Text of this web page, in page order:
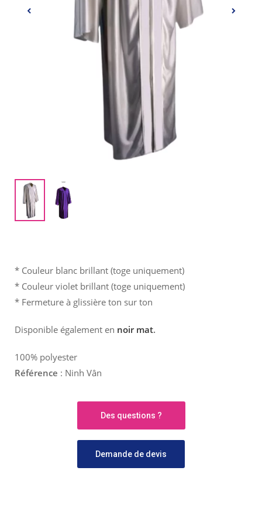
* Couleur blanc brillant (toge uniquement)
* Couleur violet brillant (toge uniquement)
* Fermeture à glissière ton sur ton
Disponible également en noir mat.
100% polyester
Référence : Ninh Vân
Des questions ?
Demande de devis